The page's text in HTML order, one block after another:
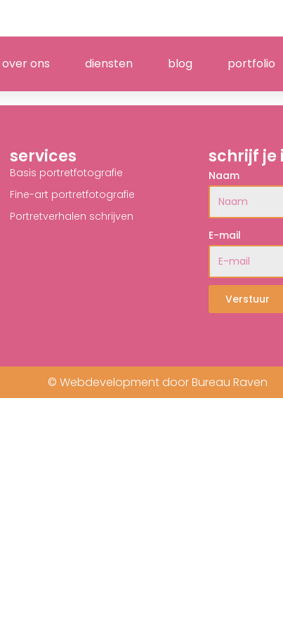
over ons diensten blog portfolio
services
Basis portretfotografie
Fine-art portretfotografie
Portretverhalen schrijven
schrijf je
Naam
E-mail
Verstuur
© Webdevelopment door Bureau Raven